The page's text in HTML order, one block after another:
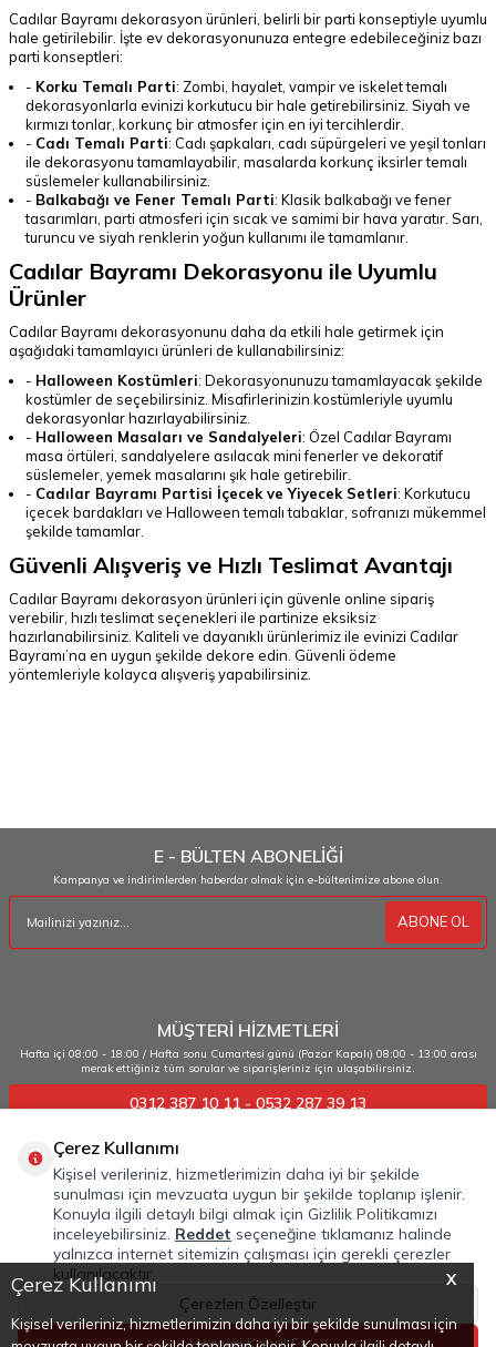
X
Çerez Kullanımı
Kişisel verileriniz, hizmetlerimizin daha iyi bir şekilde sunulması için
Cadılar Bayramı dekorasyon ürünleri, belirli bir parti konseptiyle uyumlu
hale getirilebilir. İşte ev dekorasyonunuza entegre edebileceğiniz bazı
parti konseptleri:
- Korku Temalı Parti: Zombi, hayalet, vampir ve iskelet temalı
dekorasyonlarla evinizi korkutucu bir hale getirebilirsiniz. Siyah ve
kırmızı tonlar, korkunç bir atmosfer için en iyi tercihlerdir.
- Cadı Temalı Parti: Cadı şapkaları, cadı süpürgeleri ve yeşil tonları
ile dekorasyonu tamamlayabilir, masalarda korkunç iksirler temalı
süslemeler kullanabilirsiniz.
- Balkabağı ve Fener Temalı Parti: Klasik balkabağı ve fener
tasarımları, parti atmosferi için sıcak ve samimi bir hava yaratır. Sarı,
turuncu ve siyah renklerin yoğun kullanımı ile tamamlanır.
Cadılar Bayramı Dekorasyonu ile Uyumlu
Ürünler
Cadılar Bayramı dekorasyonunu daha da etkili hale getirmek için
aşağıdaki tamamlayıcı ürünleri de kullanabilirsiniz:
- Halloween Kostümleri: Dekorasyonunuzu tamamlayacak şekilde
kostümler de seçebilirsiniz. Misafirlerinizin kostümleriyle uyumlu
dekorasyonlar hazırlayabilirsiniz.
- Halloween Masaları ve Sandalyeleri: Özel Cadılar Bayramı
masa örtüleri, sandalyelere asılacak mini fenerler ve dekoratif
süslemeler, yemek masalarını şık hale getirebilir.
- Cadılar Bayramı Partisi İçecek ve Yiyecek Setleri: Korkutucu
içecek bardakları ve Halloween temalı tabaklar, sofranızı mükemmel
şekilde tamamlar.
Güvenli Alışveriş ve Hızlı Teslimat Avantajı
Cadılar Bayramı dekorasyon ürünleri için güvenle online sipariş
verebilir, hızlı teslimat seçenekleri ile partinize eksiksiz
hazırlanabilirsiniz. Kaliteli ve dayanıklı ürünlerimiz ile evinizi Cadılar
Bayramı’na en uygun şekilde dekore edin. Güvenli ödeme
yöntemleriyle kolayca alışveriş yapabilirsiniz.
E - BÜLTEN ABONELİĞİ
Kampanya ve indirimlerden haberdar olmak için e-bültenimize abone olun.
ABONE OL
MÜŞTERİ HİZMETLERİ
Hafta içi 08:00 - 18:00 / Hafta sonu Cumartesi günü (Pazar Kapalı) 08:00 - 13:00 arası
merak ettiğiniz tüm sorular ve siparişleriniz için ulaşabilirsiniz.
0312 387 10 11 - 0532 287 39 13
ÖNEMLİ BİLGİLER
HIZLI ERİŞİM
KATEGORİLER
ÜYE İŞLEMLERİ
İLETİŞİM
Çerez Kullanımı
Kişisel verileriniz, hizmetlerimizin daha iyi bir şekilde
sunulması için mevzuata uygun bir şekilde toplanıp işlenir.
Konuyla ilgili detaylı bilgi almak için Gizlilik Politikamızı
inceleyebilirsiniz. Reddet seçeneğine tıklamanız halinde
yalnızca internet sitemizin çalışması için gerekli çerezler
kullanılacaktır.
Çerezleri Özelleştir